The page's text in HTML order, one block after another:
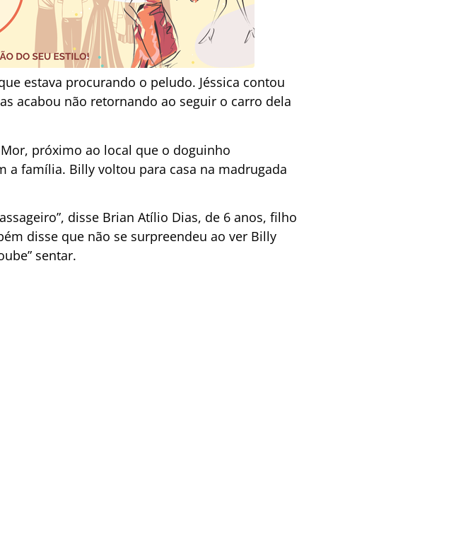
estava procurando o peludo. Jéssica contou
acabou não retornando ao seguir o carro dela
próximo ao local que o doguinho
a família. Billy voltou para casa na madrugada
disse Brian Atílio Dias, de 6 anos, filho
disse que não se surpreendeu ao ver Billy
sentar.